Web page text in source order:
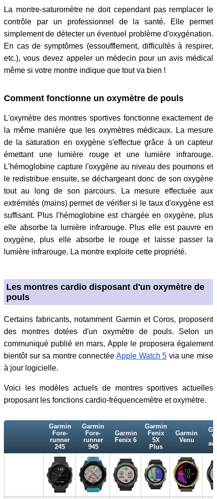
La montre-saturomètre ne doit cependant pas remplacer le
contrôle par un professionnel de la santé. Elle permet
simplement de détecter un éventuel problème d'oxygénation.
En cas de symptômes (essoufflement, difficultés à respirer,
etc.), vous devez appeler un médecin pour un avis médical
même si votre montre indique que tout va bien !
Comment fonctionne un oxymètre de pouls
L'oxymètre des montres sportives fonctionne exactement de
la même manière que les oxymètres médicaux. La mesure
de la saturation en oxygène s'effectue grâce à un capteur
émettant une lumière rouge et une lumière infrarouge.
L'hémoglobine capture l'oxygène au niveau des poumons et
le redistribue ensuite, se déchargeant donc de son oxygène
tout au long de son parcours. La mesure effectuée aux
extrémités (mains) permet de vérifier si le taux d'oxygène est
suffisant. Plus l'hémoglobine est chargée en oxygène, plus
elle absorbe la lumière infrarouge. Plus elle est pauvre en
oxygène, plus elle absorbe le rouge et laisse passer la
lumière infrarouge. La montre exploite cette propriété.
Les montres cardio disposant d'un oxymètre de
pouls
Certains fabricants, notamment Garmin et Coros, proposent
des montres dotées d'un oxymètre de pouls. Selon un
communiqué publié en mars, Apple le proposera également
bientôt sur sa montre connectée Apple Watch 5 via une mise
à jour logicielle.
Voici les modèles actuels de montres sportives actuelles
proposant les fonctions cardio-fréquencemètre et oxymètre.
Garmin
Fore-
runner
245
Garmin
Fore-
runner
945
Garmin
Fenix 6
Garmin
Fenix
5X
Plus
Garmin
Venu